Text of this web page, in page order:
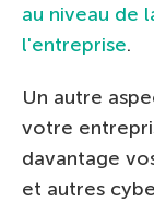
au niveau de
l'entreprise.
Un autre
votre
davantage
et autres